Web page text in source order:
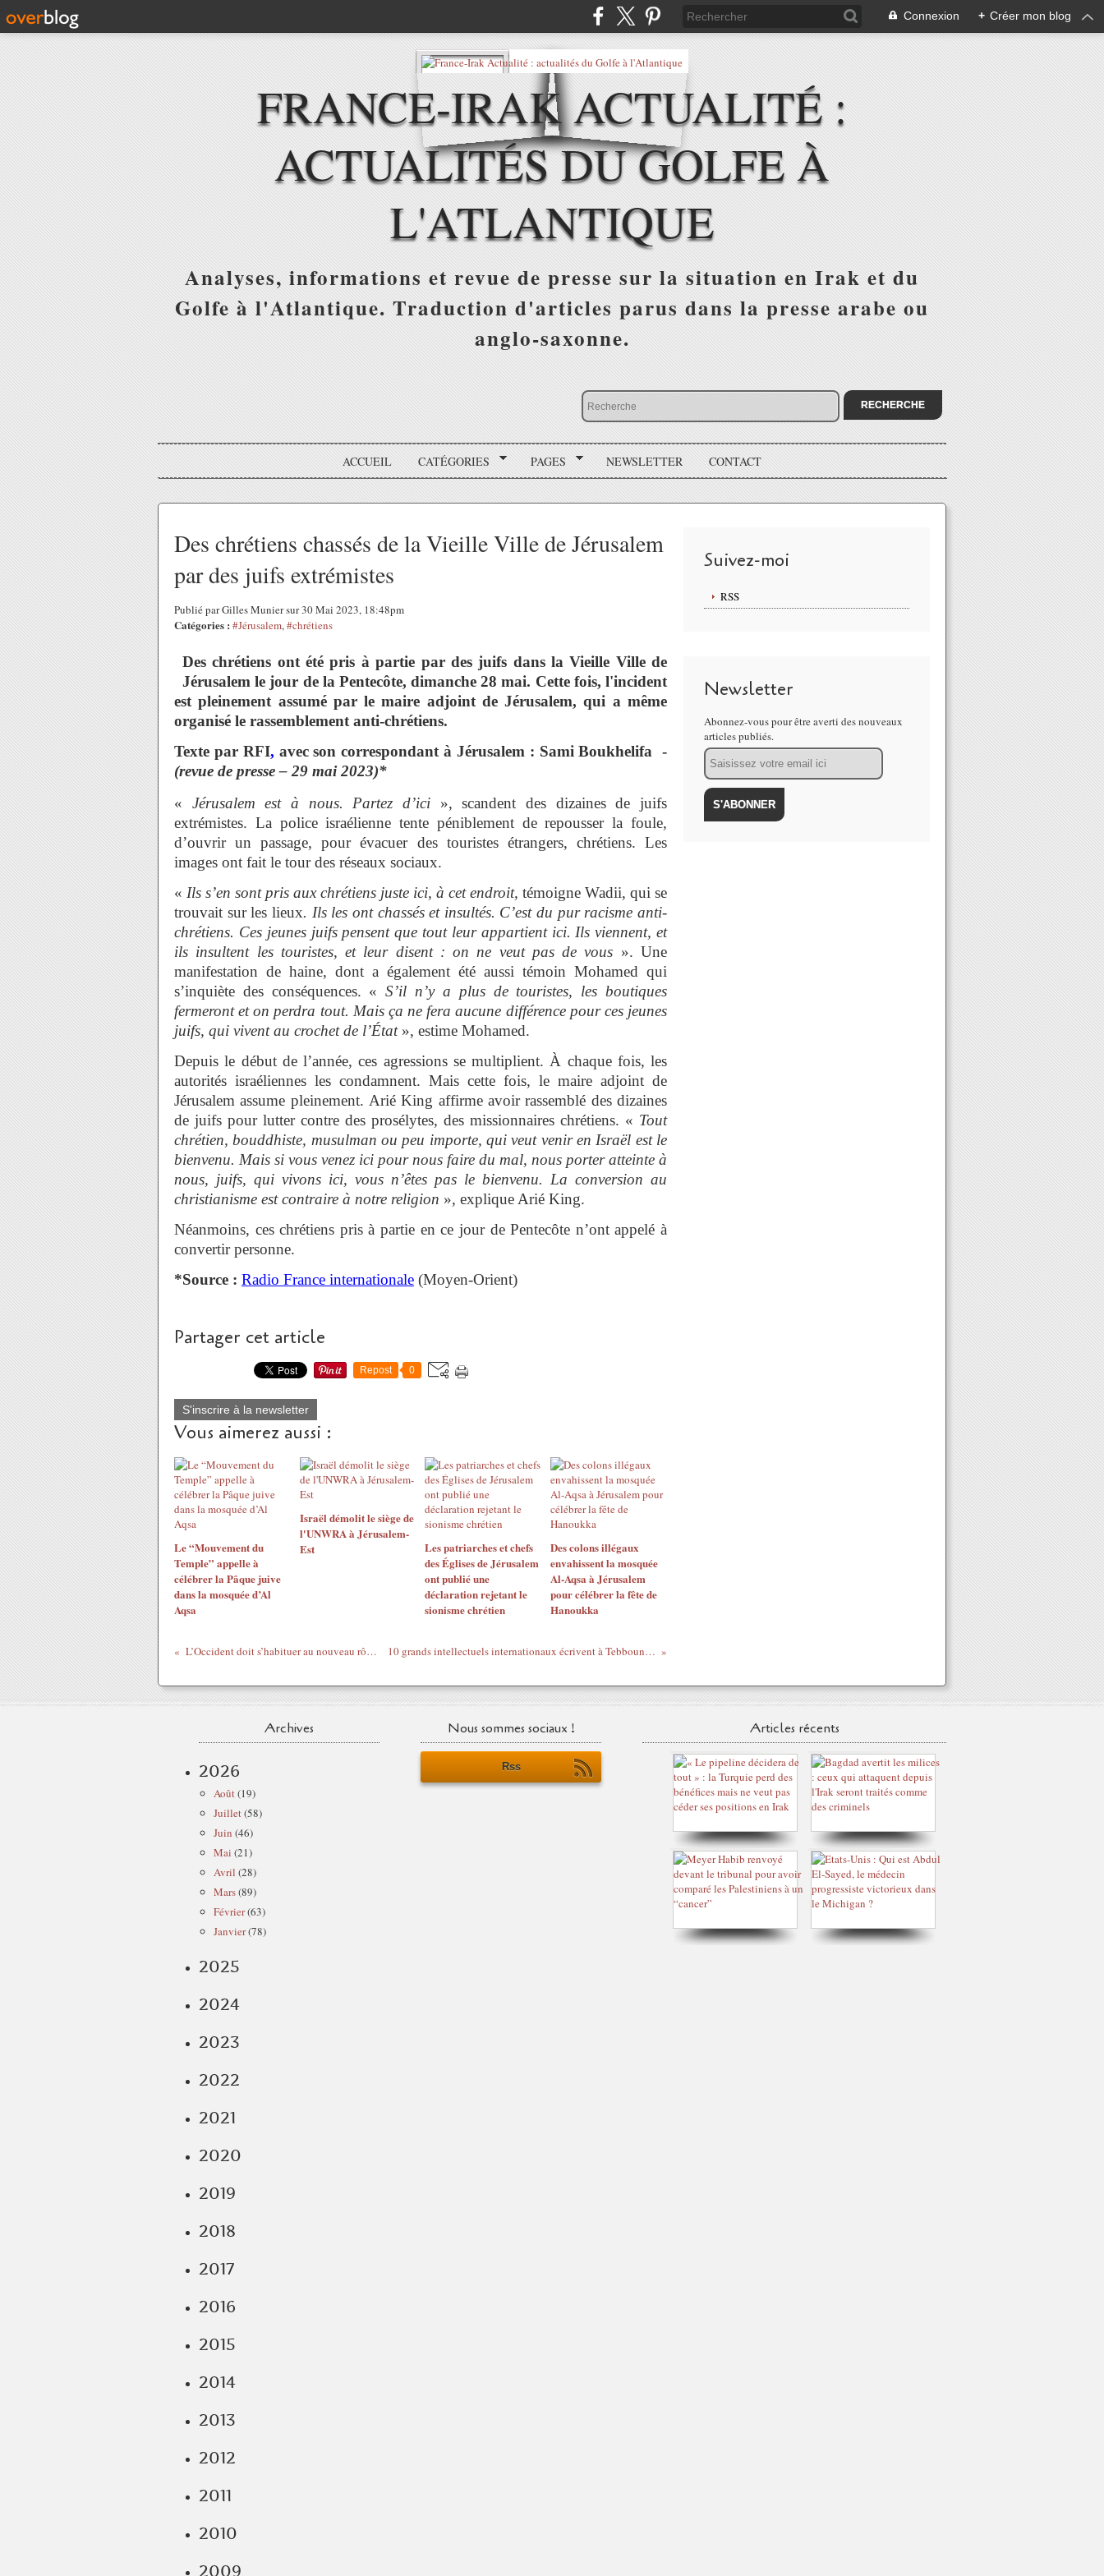
Connexion + Créer mon blog
FRANCE-IRAK ACTUALITÉ :
ACTUALITÉS DU GOLFE À
L'ATLANTIQUE
Analyses, informations et revue de presse sur la situation en Irak et du
Golfe à l'Atlantique. Traduction d'articles parus dans la presse arabe ou
anglo-saxonne.
ACCUEIL CATÉGORIES PAGES NEWSLETTER CONTACT
Des chrétiens chassés de la Vieille Ville de Jérusalem
par des juifs extrémistes
Publié par Gilles Munier sur 30 Mai 2023, 18:48pm
Catégories : #Jérusalem,#chrétiens
Des chrétiens ont été pris à partie par des juifs dans la Vieille Ville de
Jérusalem le jour de la Pentecôte, dimanche 28 mai. Cette fois, l'incident
est pleinement assumé par le maire adjoint de Jérusalem, qui a même
organisé le rassemblement anti-chrétiens.
Texte par RFI, avec son correspondant à Jérusalem : Sami Boukhelifa -
(revue de presse – 29 mai 2023)*
« Jérusalem est à nous. Partez d’ici », scandent des dizaines de juifs
extrémistes. La police israélienne tente péniblement de repousser la foule,
d’ouvrir un passage, pour évacuer des touristes étrangers, chrétiens. Les
images ont fait le tour des réseaux sociaux.
« Ils s’en sont pris aux chrétiens juste ici, à cet endroit, témoigne Wadii, qui se
trouvait sur les lieux. Ils les ont chassés et insultés. C’est du pur racisme anti-
chrétiens. Ces jeunes juifs pensent que tout leur appartient ici. Ils viennent, et
ils insultent les touristes, et leur disent : on ne veut pas de vous ». Une
manifestation de haine, dont a également été aussi témoin Mohamed qui
s’inquiète des conséquences. «S’il n’y a plus de touristes, les boutiques
fermeront et on perdra tout. Mais ça ne fera aucune différence pour ces jeunes
juifs, qui vivent au crochet de l’État », estime Mohamed.
Depuis le début de l’année, ces agressions se multiplient. À chaque fois, les
autorités israéliennes les condamnent. Mais cette fois, le maire adjoint de
Jérusalem assume pleinement. Arié King affirme avoir rassemblé des dizaines
de juifs pour lutter contre des prosélytes, des missionnaires chrétiens. « Tout
chrétien, bouddhiste, musulman ou peu importe, qui veut venir en Israël est le
bienvenu. Mais si vous venez ici pour nous faire du mal, nous porter atteinte à
nous, juifs, qui vivons ici, vous n’êtes pas le bienvenu. La conversion au
christianisme est contraire à notre religion », explique Arié King.
Néanmoins, ces chrétiens pris à partie en ce jour de Pentecôte n’ont appelé à
convertir personne.
*Source : Radio France internationale (Moyen-Orient)
Partager cet article
Repost 0
S'inscrire à la newsletter
Vous aimerez aussi :
Le “Mouvement du
Temple” appelle à
célébrer la Pâque juive
dans la mosquée d’Al
Aqsa
Israël démolit le siège de
l'UNWRA à Jérusalem-
Est
Les patriarches et chefs
des Églises de Jérusalem
ont publié une
déclaration rejetant le
sionisme chrétien
Des colons illégaux
envahissent la mosquée
Al-Aqsa à Jérusalem
pour célébrer la fête de
Hanoukka
L’Occident doit s’habituer au nouveau rôle de la Chine au Moyen-Orient 10 grands intellectuels internationaux écrivent à Tebboune et qualifient l’Algérie de « vaste cachot »
Suivez-moi
RSS
Newsletter
Abonnez-vous pour être averti des nouveaux
articles publiés.
Email
Archives
2026
Août(19)
Juillet(58)
Juin (46)
Mai (21)
Avril (28)
Mars(89)
Février(63)
Janvier(78)
2025
2024
2023
2022
2021
2020
2019
2018
2017
2016
2015
2014
2013
2012
2011
2010
2009
Nous sommes sociaux !
Rss
Articles récents